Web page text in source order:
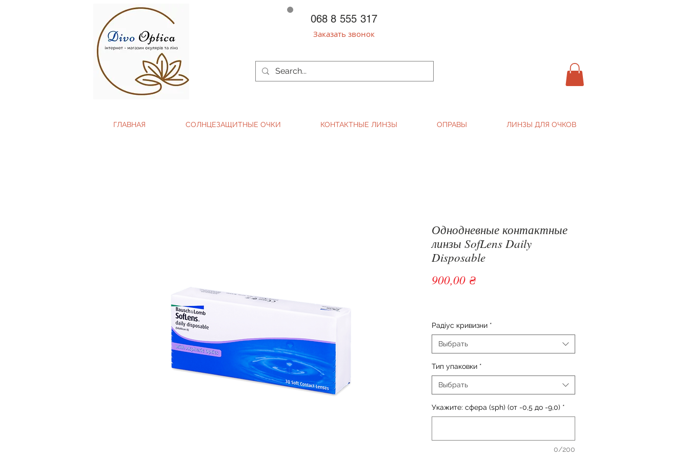
068 8 555 317
Заказать звонок
ГЛАВНАЯ СОЛНЦЕЗАЩИТНЫЕ ОЧКИ КОНТАКТНЫЕ ЛИНЗЫ ОПРАВЫ ЛИНЗЫ ДЛЯ ОЧКОВ
Однодневные контактные
линзы SofLens Daily
Disposable
900,00 ₴Цена
Радіус кривизни *
Выбрать
Тип упаковки *
Выбрать
Укажите: сфера (sph) (от -0,5 до -9,0) *
0/200